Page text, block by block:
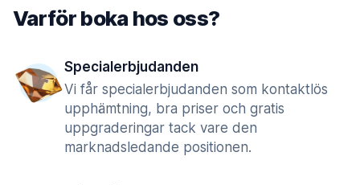
Varför boka hos oss?
Specialerbjudanden
Vi får specialerbjudanden som kontaktlös
upphämtning, bra priser och gratis
uppgraderingar tack vare den
marknadsledande positionen.